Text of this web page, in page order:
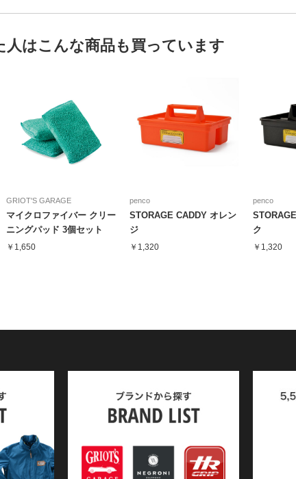
人はこんな商品も買っています
GRIOT'S GARAGE
マイクロファイバー クリー
ニングパッド 3個セット
￥1,650
penco
STORAGE CADDY オレン
ジ
￥1,320
penco
ク
￥1,320